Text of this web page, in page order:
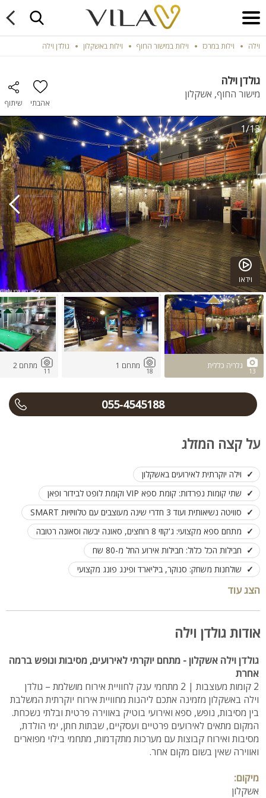
וילה וילות במרכז וילות במישור החוף וילות באשקלון גולדן וילה
גולדן וילה
מישור החוף, אשקלון
אהבתי שיתוף
וידאו
1/13
13
גלריה כללית
18
מתחם 1
11
מתחם 2
055-4545188
על קצה המזלג
וילה יוקרתית לאירועים באשקלון
שתי קומות נפרדות: קומת ספא VIP וקומת לופט לבידור ופאן
סוויטה נשיאותית ועוד 3 חדרי שינה מעוצבים עם טלוויזיות SMART
מתחם ספא מקצועי: ג'קוזי 8 רוחצים, סאונה יבשה וסאונה רטובה
חבילות הכל כלול: חבילות אירוע החל מ-80 שח
שולחנות משחק: סנוקר, ביליארד ופינג פונג מקצועי
חדר קריוקי עם מקרן ענק ועמדת פלייסטיישן חדשה
אירועים עד 180 איש
הצג עוד
אודות גולדן וילה
גולדן וילה אשקלון - מתחם יוקרתי לאירועים, מסיבות ונופש ברמה
אחרת
2 קומות מעוצבות | 2 מתחמי ענק לחוויית אירוח מושלמת – גולדן
וילה באשקלון מזמינה אתכם ליהנות מחוויית אירוח יוקרתית המשלבת
בין מסיבות, נופש, ספא ואירועי בוטיק באווירה פרטית ובלתי נשכחת.
המקום מתאים לאירועים פרטיים ועסקיים, שבתות חתן, ימי הולדת,
מסיבות ואירוח קבוצות עם מערכות מתקדמות, מתחמי בילוי מפוארים
ואווירה שאין בשום מקום אחר.
מיקום:
אשקלון